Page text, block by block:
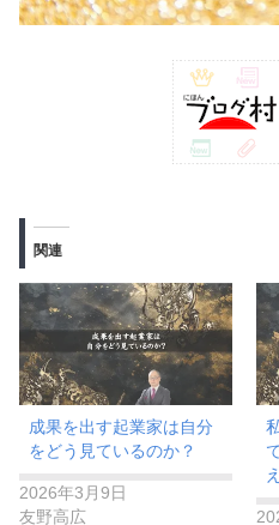
関連
​​成果を出す起業家は自分
をどう見ているのか？
2026年3月9日
友野高広